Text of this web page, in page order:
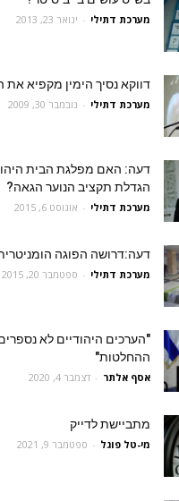
מערכת דתילי - ינואר 23, 2013
דווקא נסיך הימין מקפיא את
מערכת דתילי - נובמבר 30, 2009
דעה: האם מפלגת הבית
הגדלת תקציב הנוער הגאה?
מערכת דתילי - אוגוסט 6, 2015
דעה:דרושה הפוגה
מערכת דתילי - ספטמבר 20, 2015
"הערכים היהודיים לא
ההחלטות"
אסף אלתר - דצמבר 4, 2020
מתביישת לדייק
‫מי-טל פוגל - ספטמבר 9, 2021